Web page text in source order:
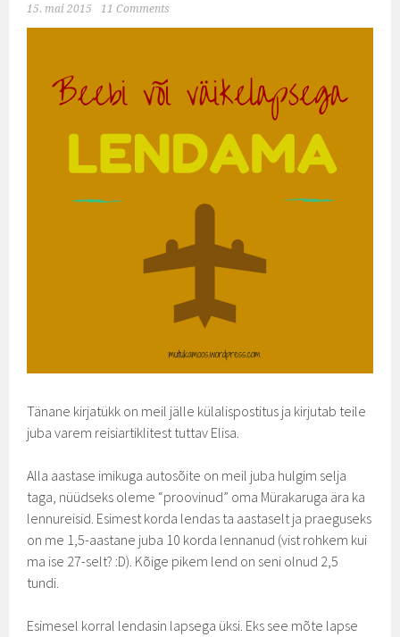
15. mai 2015 11 Comments
Tänane kirjatükk on meil jälle külalispostitus ja kirjutab teile
juba varem reisiartiklitest tuttav Elisa.
Alla aastase imikuga autosõite on meil juba hulgim selja
taga, nüüdseks oleme “proovinud” oma Mürakaruga ära ka
lennureisid. Esimest korda lendas ta aastaselt ja praeguseks
on me 1,5-aastane juba 10 korda lennanud (vist rohkem kui
ma ise 27-selt? :D). Kõige pikem lend on seni olnud 2,5
tundi.
Esimesel korral lendasin lapsega üksi. Eks see mõte lapse